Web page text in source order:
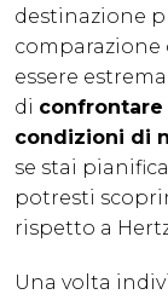
destinazione
comparazione
essere
di
condizioni di
se stai
potresti
rispetto a
Una volta